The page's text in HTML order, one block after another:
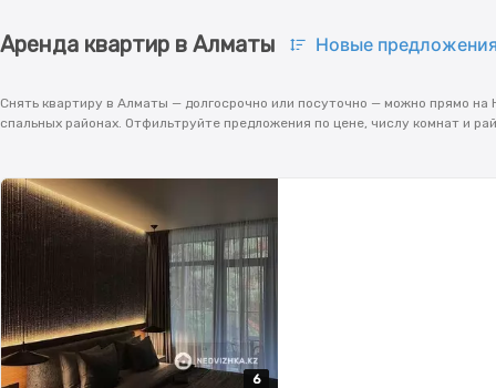
Аренда квартир в Алматы Новые
Снять квартиру в Алматы — долгосрочно или посуточно — можно прямо
спальных районах. Отфильтруйте предложения по цене, числу комнат и
6
6
6
6
6